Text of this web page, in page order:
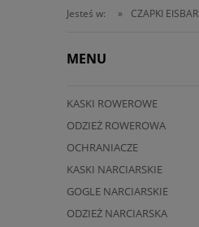
PROMOCJE
Jesteś w: » CZAPKI EISBAR
MENU
KASKI ROWEROWE
ODZIEŻ ROWEROWA
OCHRANIACZE
KASKI NARCIARSKIE
GOGLE NARCIARSKIE
ODZIEŻ NARCIARSKA